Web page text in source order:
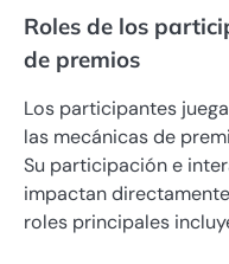
Roles de los
de premios
Los participantes
las mecánicas de
Su participación e
impactan
roles principales